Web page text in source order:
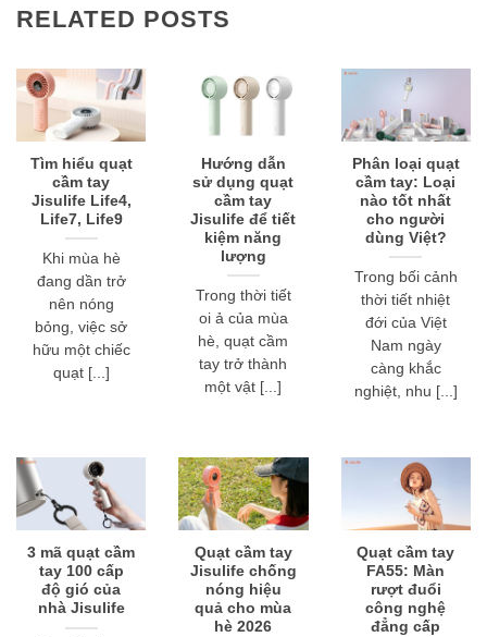
RELATED POSTS
Tìm hiểu quạt
cầm tay
Jisulife Life4,
Life7, Life9
Khi mùa hè
đang dần trở
nên nóng
bỏng, việc sở
hữu một chiếc
quạt [...]
Hướng dẫn
sử dụng quạt
cầm tay
Jisulife để tiết
kiệm năng
lượng
Trong thời tiết
oi ả của mùa
hè, quạt cầm
tay trở thành
một vật [...]
Phân loại quạt
cầm tay: Loại
nào tốt nhất
cho người
dùng Việt?
Trong bối cảnh
thời tiết nhiệt
đới của Việt
Nam ngày
càng khắc
nghiệt, nhu [...]
3 mã quạt cầm
tay 100 cấp
độ gió của
nhà Jisulife
Quạt cầm tay
Jisulife chống
nóng hiệu
quả cho mùa
hè 2026
Quạt cầm tay
FA55: Màn
rượt đuổi
công nghệ
đẳng cấp